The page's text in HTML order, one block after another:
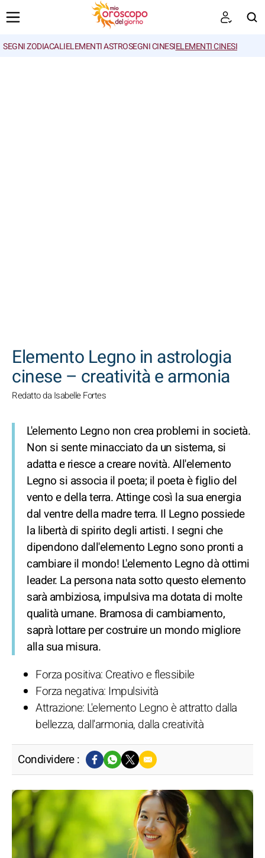
SEGNI ZODIACALIELEMENTI ASTROSEGNI CINESIELEMENTI CINESI
Elemento Legno in astrologia
cinese – creatività e armonia
Redatto da Isabelle Fortes
L'elemento Legno non crea problemi in società.
Non si sente minacciato da un sistema, si
adatta e riesce a creare novità. All'elemento
Legno si associa il poeta; il poeta è figlio del
vento e della terra. Attinge così la sua energia
dal ventre della madre terra. Il Legno possiede
la libertà di spirito degli artisti. I segni che
dipendono dall'elemento Legno sono pronti a
cambiare il mondo! L'elemento Legno dà ottimi
leader. La persona nata sotto questo elemento
sarà ambiziosa, impulsiva ma dotata di molte
qualità umane. Bramosa di cambiamento,
saprà lottare per costruire un mondo migliore
alla sua misura.
Forza positiva: Creativo e flessibile
Forza negativa: Impulsività
Attrazione: L'elemento Legno è attratto dalla
bellezza, dall'armonia, dalla creatività
Condividere :